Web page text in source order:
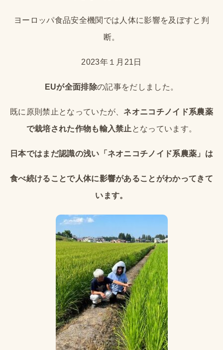
ヨーロッパ食品安全機関では人体に影響を及ぼすと判
断。
2023年１月21日
EUが全面排除の記事をだしました。
既に原則禁止となっていたが、ネオニコチノイド系農薬
で栽培された作物も輸入禁止 となっています。
日本ではまだ認識の浅い「ネオニコチノイド系農薬」は
食べ続けることで人体に影響があることがわかってきて
います。